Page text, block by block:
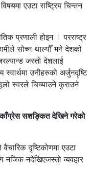
एउटा राष्ट्रिय चिन्तन
प्रणाली होइन । परराष्ट्र
सोच्न थाल्यौँ भने देशको
जस्तो देशलाई
उनीहरुको अर्जुनदृष्टि
स्वरले चिच्याउने कुराउने
काँग्रेस सशङ्कित देखिने गरेको
दृष्टिकोणमा एउटा
नजिक नदेखिएजस्तो व्यवहार